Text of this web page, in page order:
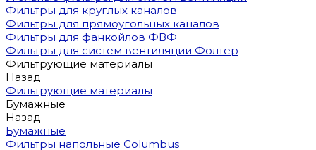
Фильтры для круглых каналов
Фильтры для прямоугольных каналов
Фильтры для фанкойлов ФВФ
Фильтры для систем вентиляции Фолтер
Фильтрующие материалы
Назад
Фильтрующие материалы
Бумажные
Назад
Бумажные
Фильтры напольные Columbus